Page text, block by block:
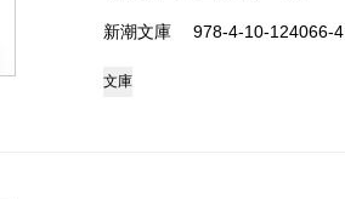
新潮文庫 978-4-10-
文庫